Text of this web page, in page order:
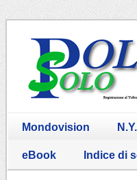
Mondovision
eBook Indice di